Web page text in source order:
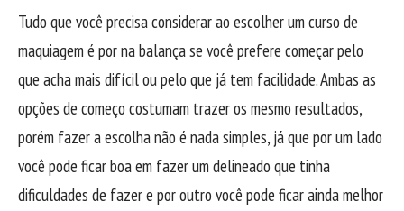
Tudo que você precisa considerar ao escolher um curso de
maquiagem é por na balança se você prefere começar pelo
que acha mais difícil ou pelo que já tem facilidade. Ambas as
opções de começo costumam trazer os mesmo resultados,
porém fazer a escolha não é nada simples, já que por um lado
você pode ficar boa em fazer um delineado que tinha
dificuldades de fazer e por outro você pode ficar ainda melhor